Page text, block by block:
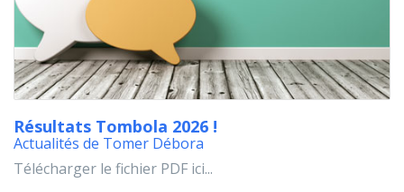
Résultats Tombola 2026 !
Actualités de Tomer Débora
Télécharger le fichier PDF ici...